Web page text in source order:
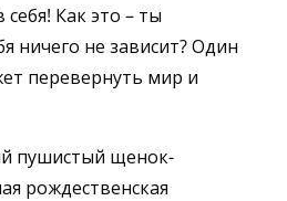
Как это – ты
ничего не зависит? Один
перевернуть мир и
пушистый щенок-
рождественская